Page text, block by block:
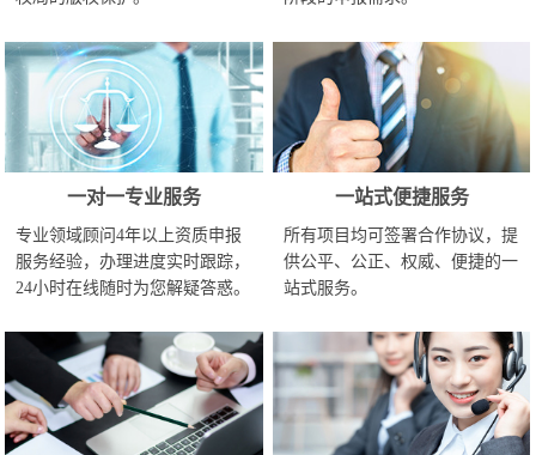
一对一专业服务
专业领域顾问4年以上资质申报
服务经验，办理进度实时跟踪，
24小时在线随时为您解疑答惑。
一站式便捷服务
所有项目均可签署合作协议，提
供公平、公正、权威、便捷的一
站式服务。